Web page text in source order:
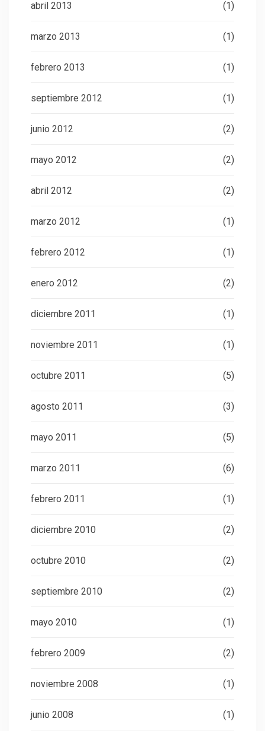
abril 2013 (1)
marzo 2013 (1)
febrero 2013 (1)
septiembre 2012 (1)
junio 2012 (2)
mayo 2012 (2)
abril 2012 (2)
marzo 2012 (1)
febrero 2012 (1)
enero 2012 (2)
diciembre 2011 (1)
noviembre 2011 (1)
octubre 2011 (5)
agosto 2011 (3)
mayo 2011 (5)
marzo 2011 (6)
febrero 2011 (1)
diciembre 2010 (2)
octubre 2010 (2)
septiembre 2010 (2)
mayo 2010 (1)
febrero 2009 (2)
noviembre 2008 (1)
junio 2008 (1)